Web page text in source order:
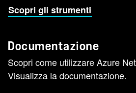
Scopri gli strumenti
Documentazione
Scopri come utilizzare Azure
Visualizza la documentazione.